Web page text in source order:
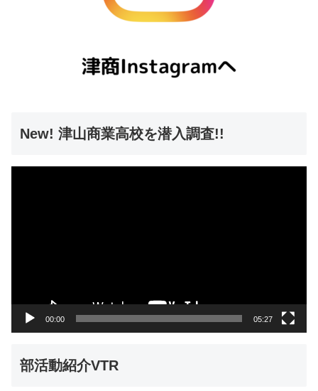
New! 津山商業高校を潜入調査!!
00:00 05:27
部活動紹介VTR